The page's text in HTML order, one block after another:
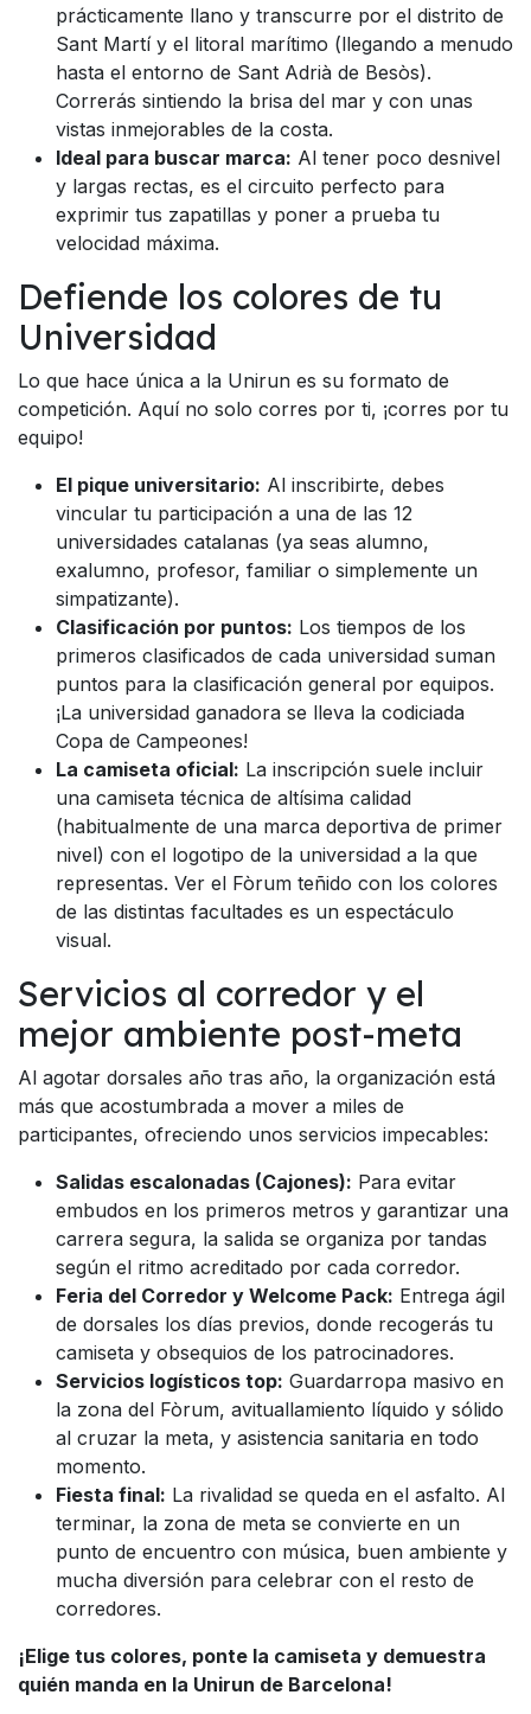
prácticamente llano y transcurre por el distrito de
Sant Martí y el litoral marítimo (llegando a menudo
hasta el entorno de Sant Adrià de Besòs).
Correrás sintiendo la brisa del mar y con unas
vistas inmejorables de la costa.
Ideal para buscar marca: Al tener poco desnivel
y largas rectas, es el circuito perfecto para
exprimir tus zapatillas y poner a prueba tu
velocidad máxima.
Defiende los colores de tu
Universidad
Lo que hace única a la Unirun es su formato de
competición. Aquí no solo corres por ti, ¡corres por tu
equipo!
El pique universitario: Al inscribirte, debes
vincular tu participación a una de las 12
universidades catalanas (ya seas alumno,
exalumno, profesor, familiar o simplemente un
simpatizante).
Clasificación por puntos: Los tiempos de los
primeros clasificados de cada universidad suman
puntos para la clasificación general por equipos.
¡La universidad ganadora se lleva la codiciada
Copa de Campeones!
La camiseta oficial: La inscripción suele incluir
una camiseta técnica de altísima calidad
(habitualmente de una marca deportiva de primer
nivel) con el logotipo de la universidad a la que
representas. Ver el Fòrum teñido con los colores
de las distintas facultades es un espectáculo
visual.
Servicios al corredor y el
mejor ambiente post-meta
Al agotar dorsales año tras año, la organización está
más que acostumbrada a mover a miles de
participantes, ofreciendo unos servicios impecables:
Salidas escalonadas (Cajones): Para evitar
embudos en los primeros metros y garantizar una
carrera segura, la salida se organiza por tandas
según el ritmo acreditado por cada corredor.
Feria del Corredor y Welcome Pack: Entrega ágil
de dorsales los días previos, donde recogerás tu
camiseta y obsequios de los patrocinadores.
Servicios logísticos top: Guardarropa masivo en
la zona del Fòrum, avituallamiento líquido y sólido
al cruzar la meta, y asistencia sanitaria en todo
momento.
Fiesta final: La rivalidad se queda en el asfalto. Al
terminar, la zona de meta se convierte en un
punto de encuentro con música, buen ambiente y
mucha diversión para celebrar con el resto de
corredores.
¡Elige tus colores, ponte la camiseta y demuestra
quién manda en la Unirun de Barcelona!